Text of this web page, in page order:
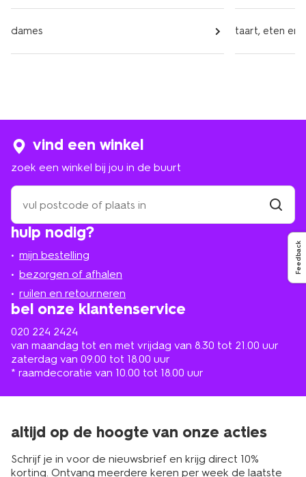
Feedback
dames taart, eten en
hulp nodig?
mijn bestelling
bezorgen of afhalen
ruilen en retourneren
bel onze klantenservice
020 224 2424
van maandag tot en met vrijdag van 8.30 tot 21.00 uur
zaterdag van 09.00 tot 18.00 uur
* raamdecoratie van 10.00 tot 18.00 uur
vind een winkel
zoek een winkel bij jou in de buurt
zoek
een
winkel
bij
in
de
buurt
winkel
altijd op de hoogte van onze acties
Schrijf je in voor de nieuwsbrief en krijg direct 10%
korting. Ontvang meerdere keren per week de laatste